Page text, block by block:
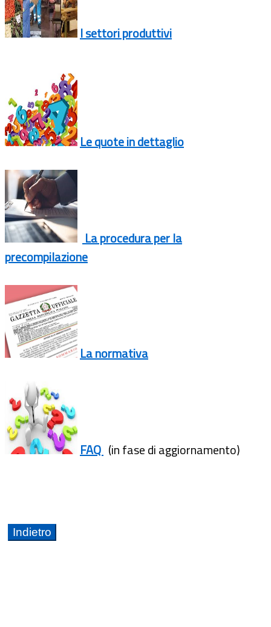
I settori produttivi
Le quote in dettaglio
La procedura per la
precompilazione
La normativa
FAQ (in fase di aggiornamento)